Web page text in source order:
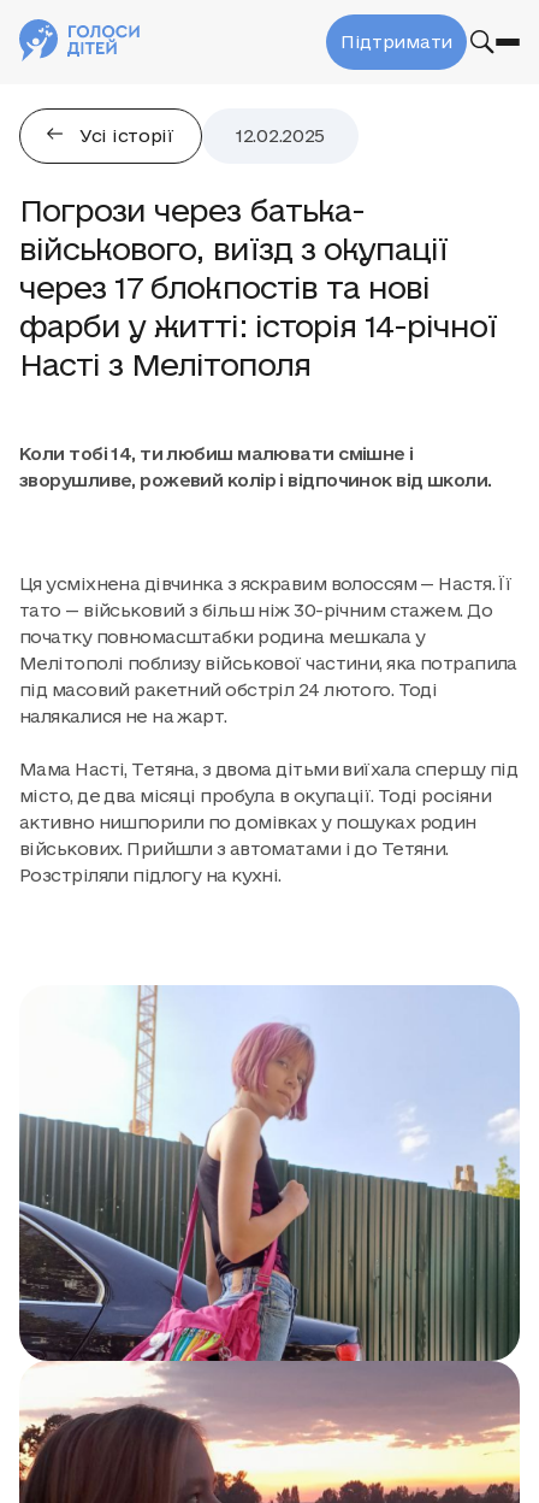
Підтримати
Усі історії 12.02.2025
Погрози через батька-
військового, виїзд з окупації
через 17 блокпостів та нові
фарби у житті: історія 14-річної
Насті з Мелітополя
Коли тобі 14, ти любиш малювати смішне і
зворушливе, рожевий колір і відпочинок від школи.
Ця усміхнена дівчинка з яскравим волоссям — Настя. Її
тато — військовий з більш ніж 30-річним стажем. До
початку повномасштабки родина мешкала у
Мелітополі поблизу військової частини, яка потрапила
під масовий ракетний обстріл 24 лютого. Тоді
налякалися не на жарт.
Мама Насті, Тетяна, з двома дітьми виїхала спершу під
місто, де два місяці пробула в окупації. Тоді росіяни
активно нишпорили по домівках у пошуках родин
військових. Прийшли з автоматами і до Тетяни.
Розстріляли підлогу на кухні.